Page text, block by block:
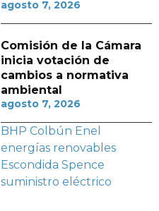
agosto 7, 2026
Comisión de la Cámara
inicia votación de
cambios a normativa
ambiental
agosto 7, 2026
BHP Colbún Enel
energías renovables
Escondida Spence
suministro eléctrico